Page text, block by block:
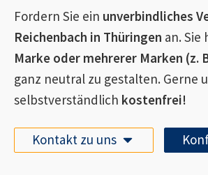
Fordern Sie ein unverbindliches
Reichenbach in Thüringen an. Sie
Marke oder mehrerer Marken (z.
ganz neutral zu gestalten. Gerne
selbstverständlich kostenfrei!
Kontakt zu uns